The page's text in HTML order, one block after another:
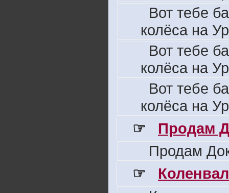
Вот тебе
колёса на
Вот тебе
колёса на
Вот тебе
колёса на
☞
Продам
Продам
☞